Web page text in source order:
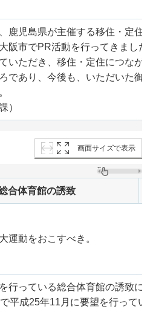
鹿児島県が主催する移住・定住
阪市でPR活動を行ってきました
いただき、移住・定住につなが
であり、今後も、いただいた御
）
画面サイズで表示
合体育館の誘致
運動をおこすべき。
行っている総合体育館の誘致に
平成25年11月に要望を行ってい